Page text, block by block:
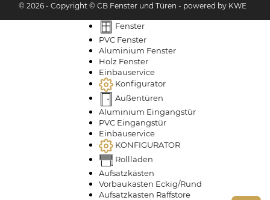
© 2026 - Copyright © CB Fenster und Türen - powered by KWE
Fenster
PVC Fenster
Aluminium Fenster
Holz Fenster
Einbauservice
Konfigurator
Außentüren
Aluminium Eingangstür
PVC Eingangstür
Einbauservice
KONFIGURATOR
Rollläden
Aufsatzkästen
Vorbaukasten Eckig/Rund
Aufsatzkasten Raffstore